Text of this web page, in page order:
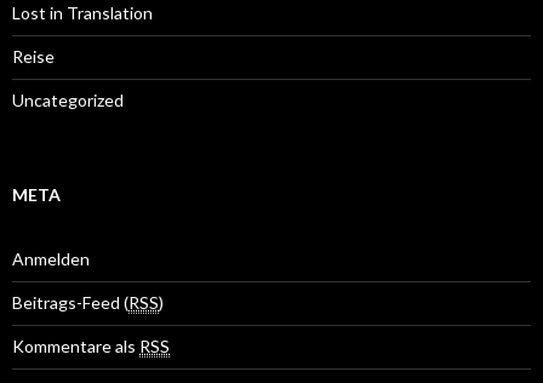
Lost in Translation
Reise
Uncategorized
META
Anmelden
Beitrags-Feed (RSS)
Kommentare als RSS